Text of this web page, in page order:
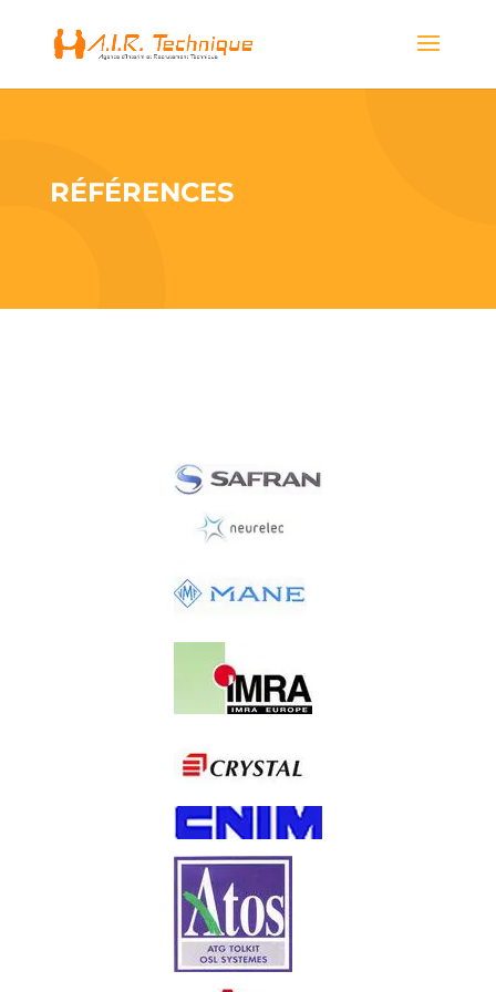
RÉFÉRENCES